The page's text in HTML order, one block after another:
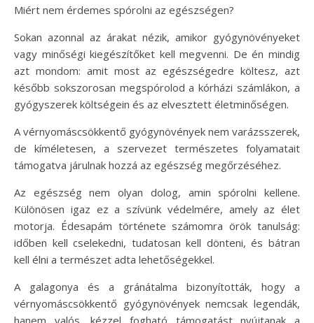
Miért nem érdemes spórolni az egészségen?
Sokan azonnal az árakat nézik, amikor gyógynövényeket
vagy minőségi kiegészítőket kell megvenni. De én mindig
azt mondom: amit most az egészségedre költesz, azt
később sokszorosan megspórolod a kórházi számlákon, a
gyógyszerek költségein és az elvesztett életminőségen.
A vérnyomáscsökkentő gyógynövények nem varázsszerek,
de kíméletesen, a szervezet természetes folyamatait
támogatva járulnak hozzá az egészség megőrzéséhez.
Az egészség nem olyan dolog, amin spórolni kellene.
Különösen igaz ez a szívünk védelmére, amely az élet
motorja. Édesapám története számomra örök tanulság:
időben kell cselekedni, tudatosan kell dönteni, és bátran
kell élni a természet adta lehetőségekkel.
A galagonya és a gránátalma bizonyították, hogy a
vérnyomáscsökkentő gyógynövények nemcsak legendák,
hanem valós, kézzel fogható támogatást nyújtanak a